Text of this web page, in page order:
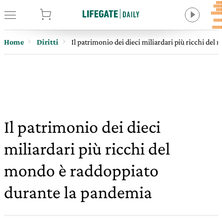
Home Diritti Il patrimonio dei dieci miliardari più ricchi del
Il patrimonio dei dieci
miliardari più ricchi del
mondo è raddoppiato
durante la pandemia